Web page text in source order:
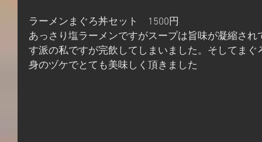
ラーメンまぐろ丼セット　1500円
あっさり塩ラーメンですがスープは旨味が凝縮さ
す派の私ですが完飲してしまいました。そしてま
身のヅケでとても美味しく頂きました